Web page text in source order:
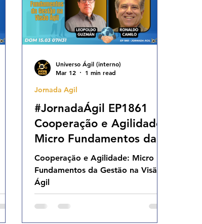
#JornadaÁgil EP1861
Cooperação e Agilidade:
Micro Fundamentos da
Gestão na Visão Ágil
DOM 15.03.26 07h31
Cooperação e Agilidade: Micro
Fundamentos da Gestão na Visão
Ágil
Jornada Agil
Universo Ágil (interno)
Mar 12
1 min read